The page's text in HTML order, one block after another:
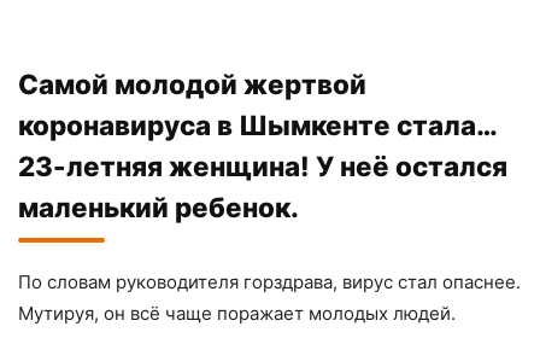
Cамой молодой жертвой
коронавируса в Шымкенте стала…
23-летняя женщина! У неё остался
маленький ребенок.
По словам руководителя горздрава, вирус стал опаснее.
Мутируя, он всё чаще поражает молодых людей.